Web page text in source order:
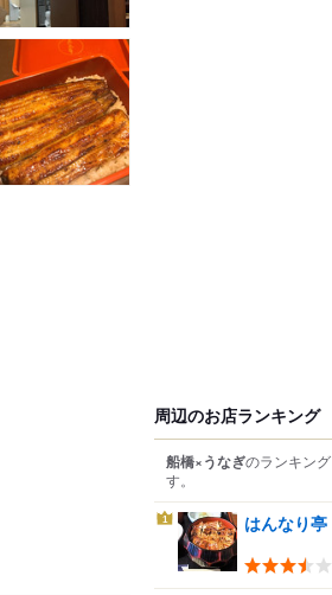
周辺のお店ランキング
船橋×うなぎのランキング
す。
1 はんなり亭